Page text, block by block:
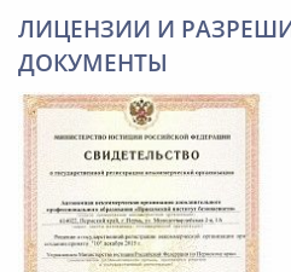
ЛИЦЕНЗИИ И
ДОКУМЕНТЫ